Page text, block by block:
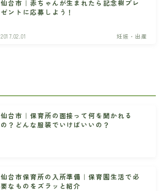
仙台市｜赤ちゃんが生まれたら記念樹プレ
ゼントに応募しよう！
2017.02.01 妊娠・出産
仙台市｜保育所の面接って何を聞かれる
の？どんな服装でいけばいいの？
仙台市保育所の入所準備｜保育園生活で必
要なものをズラッと紹介